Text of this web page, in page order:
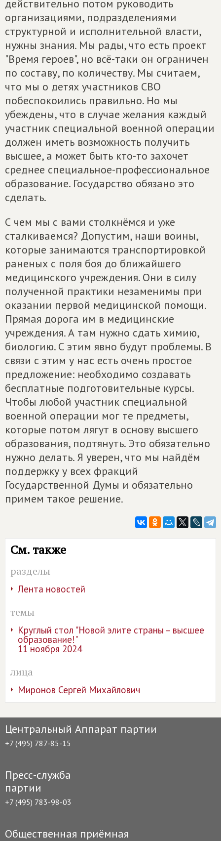
действительно потом руководить
организациями, подразделениями
структурной и исполнительной власти,
нужны знания. Мы рады, что есть проект
"Время героев", но всё-таки он ограничен
по составу, по количеству. Мы считаем,
что мы о детях участников СВО
побеспокоились правильно. Но мы
убеждены, что в случае желания каждый
участник специальной военной операции
должен иметь возможность получить
высшее, а может быть кто-то захочет
среднее специальное-профессиональное
образование. Государство обязано это
сделать.
С чем мы с вами столкнёмся и уже
сталкиваемся? Допустим, наши воины,
которые занимаются транспортировкой
раненых с поля боя до ближайшего
медицинского учреждения. Они в силу
полученной практики незаменимы при
оказании первой медицинской помощи.
Прямая дорога им в медицинские
учреждения. А там нужно сдать химию,
биологию. С этим явно будут проблемы. В
связи с этим у нас есть очень простое
предложение: необходимо создавать
бесплатные подготовительные курсы.
Чтобы любой участник специальной
военной операции мог те предметы,
которые потом лягут в основу высшего
образования, подтянуть. Это обязательно
нужно делать. Я уверен, что мы найдём
поддержку у всех фракций
Государственной Думы и обязательно
примем такое решение.
См. также
разделы
Лента новостей
темы
Круглый стол "Новой элите страны – высшее
образование!"
11 ноября 2024
лица
Миронов Сергей Михайлович
Центральный Аппарат партии
+7 (495) 787-85-15
Пресс-служба
партии
+7 (495) 783-98-03
Общественная приёмная